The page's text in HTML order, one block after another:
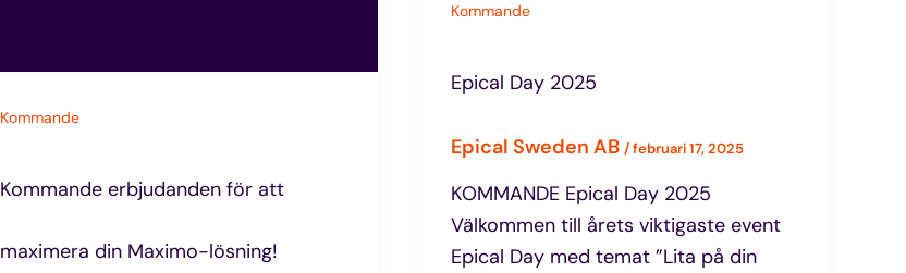
Kommande
Kommande erbjudanden för att
maximera din Maximo-lösning!
Kommande
Epical Day 2025
Epical Sweden AB /februari 17, 2025
KOMMANDE Epical Day 2025
Välkommen till årets viktigaste event
Epical Day med temat ”Lita på din